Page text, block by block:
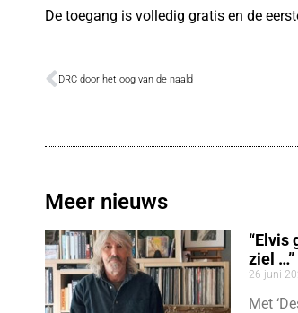
De toegang is volledig gratis en de
DRC door het oog van de naald
Meer nieuws
“Elvis
ziel …”
26 juni
Met